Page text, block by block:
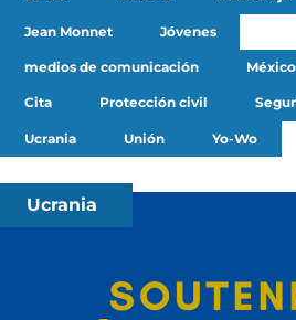
Jean Monnet Jóvenes
medios de comunicación México
Cita Protección civil
Ucrania Unión Yo-Wo
Ucrania